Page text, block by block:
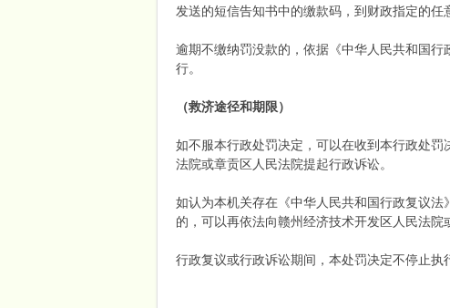
发送的短信告知书中的缴款码，到财政指定的任
逾期不缴纳罚没款的，依据《中华人民共和国
行。
（救济途径和期限）
如不服本行政处罚决定，可以在收到本行政处
法院或章贡区人民法院提起行政诉讼。
如认为本机关存在《中华人民共和国行政复议
的，可以再依法向赣州经济技术开发区人民法院
行政复议或行政诉讼期间，本处罚决定不停止执